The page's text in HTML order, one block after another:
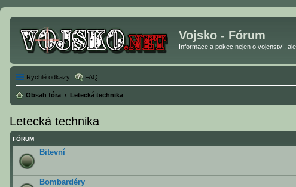
Vojsko - Fórum
Informace a pokec nejen o vojenství,
Rychlé odkazy FAQ
Obsah fóra Letecká technika
Letecká technika
FÓRUM
Bitevní
Bombardéry